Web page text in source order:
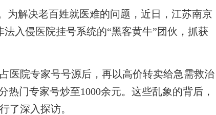
解决老百姓就医难的问题，近日，江苏南京
入侵医院挂号系统的“黑客黄牛”团伙，抓获
院专家号号源后，再以高价转卖给急需救治
热门专家号炒至1000余元。这些乱象的背后，
了深入探访。